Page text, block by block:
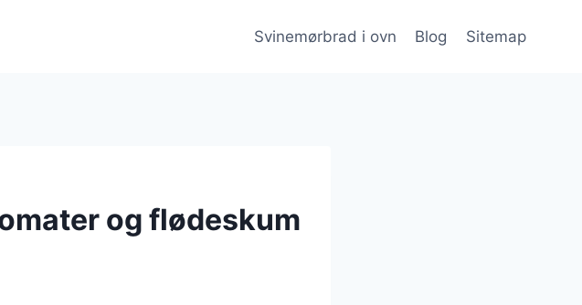
Svinemørbrad i ovn Blog Sitemap
og flødeskum